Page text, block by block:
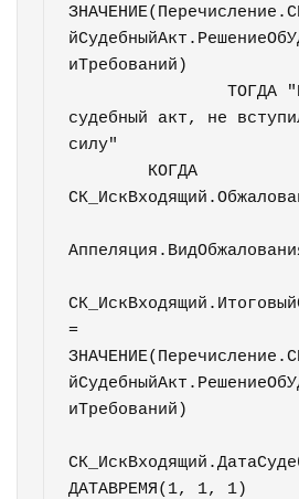
иТребований)
		ТОГДА "Вынесен
судебный акт, не
силу"
=
иТребований)
ДАТАВРЕМЯ(1, 1, 1)